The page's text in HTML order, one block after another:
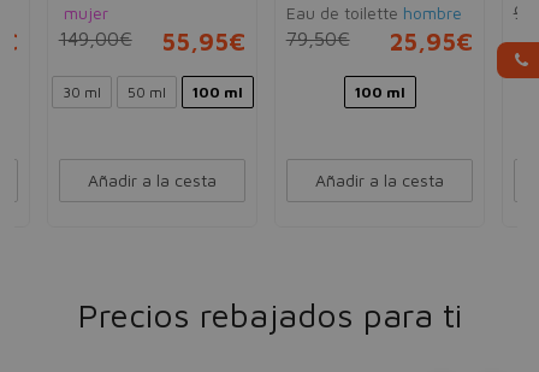
Parfum Intense
mujer
149,00€ 55,95€
30 ml 50 ml 100 ml
Añadir a la cesta
Eau de toilette hombre
79,50€ 25,95€
100 ml
Añadir a la cesta
Precios rebajados para ti